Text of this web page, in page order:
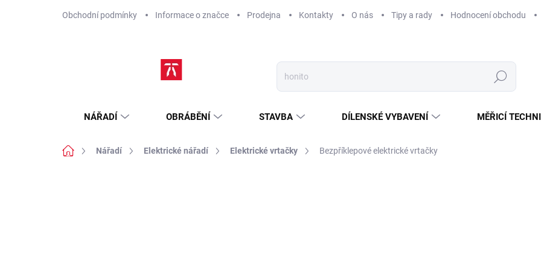
Obchodní podmínky Informace o značce Prodejna Kontakty O nás Tipy a rady Hodnocení obchodu
Hledat
NÁŘADÍ OBRÁBĚNÍ STAVBA DÍLENSKÉ VYBAVENÍ MĚŘICÍ
Domů Nářadí Elektrické nářadí Elektrické vrtačky Bezpříklepové elektrické vrtačky